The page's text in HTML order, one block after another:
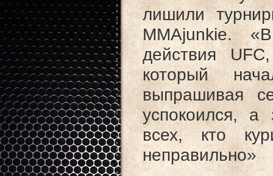
лишили
MMAjunkie.
действия
который
выпрашивая
успокоился,
всех, кто
неправильно»